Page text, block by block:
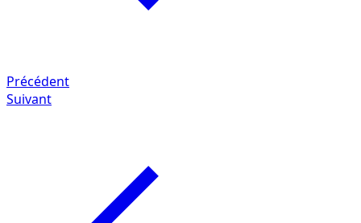
Précédent
Suivant